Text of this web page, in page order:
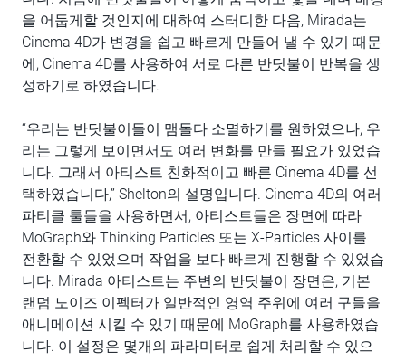
을 어둡게할 것인지에 대하여 스터디한 다음, Mirada는
Cinema 4D가 변경을 쉽고 빠르게 만들어 낼 수 있기 때문
에, Cinema 4D를 사용하여 서로 다른 반딧불이 반복을 생
성하기로 하였습니다.
“우리는 반딧불이들이 맴돌다 소멸하기를 원하였으나, 우
리는 그렇게 보이면서도 여러 변화를 만들 필요가 있었습
니다. 그래서 아티스트 친화적이고 빠른 Cinema 4D를 선
택하였습니다,” Shelton의 설명입니다. Cinema 4D의 여러
파티클 툴들을 사용하면서, 아티스트들은 장면에 따라
MoGraph와 Thinking Particles 또는 X-Particles 사이를
전환할 수 있었으며 작업을 보다 빠르게 진행할 수 있었습
니다. Mirada 아티스트는 주변의 반딧불이 장면은, 기본
랜덤 노이즈 이펙터가 일반적인 영역 주위에 여러 구들을
애니메이션 시킬 수 있기 때문에 MoGraph를 사용하였습
니다. 이 설정은 몇개의 파라미터로 쉽게 처리할 수 있으